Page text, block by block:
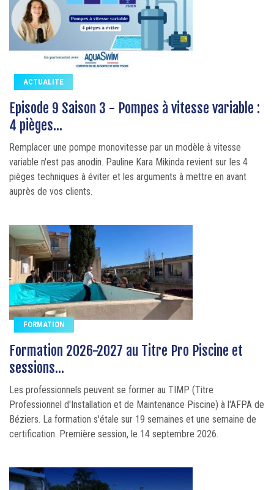
ACTUALITE
Episode 9 Saison 3 - Pompes à vitesse variable :
4 pièges...
Remplacer une pompe monovitesse par un modèle à vitesse
variable n'est pas anodin. Pauline Kara Mikinda revient sur les 4
pièges techniques à éviter et les arguments à mettre en avant
auprès de vos clients.
FORMATION
Formation 2026-2027 au Titre Pro Piscine et
sessions...
Les professionnels peuvent se former au TIMP (Titre
Professionnel d'Installation et de Maintenance Piscine) à l'AFPA de
Béziers. La formation s'étale sur 19 semaines et une semaine de
certification. Première session, le 14 septembre 2026.